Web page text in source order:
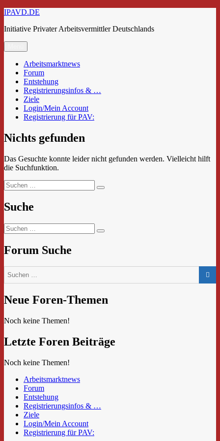
Zum
springen
IPAVD.DE
Initiative Privater Arbeitsvermittler Deutschlands
Arbeitsmarktnews
Forum
Entstehung
Registrierungsinfos & …
Ziele
Login/Mein Account
Registrierung für PAV:
Nichts gefunden
Das Gesuchte konnte leider nicht gefunden werden. Vielleicht hilft
die Suchfunktion.
Suchen
nach:
Suchen
Suche
Suchen
nach:
Suchen
Forum Suche
Neue Foren-Themen
Noch keine Themen!
Letzte Foren Beiträge
Noch keine Themen!
Arbeitsmarktnews
Forum
Entstehung
Registrierungsinfos & …
Ziele
Login/Mein Account
Registrierung für PAV: